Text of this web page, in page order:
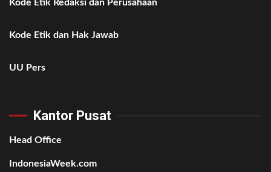
Kode Etik Redaksi dan Perusahaan
Kode Etik dan Hak Jawab
UU Pers
Kantor Pusat
Head Office
IndonesiaWeek.com